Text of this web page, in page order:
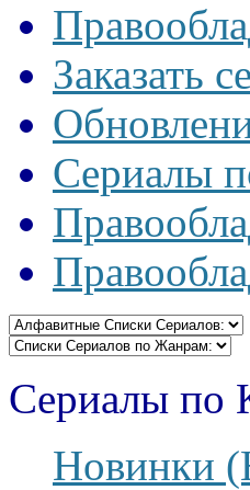
Заказать
Сериалы
Сериалы по
Новинки